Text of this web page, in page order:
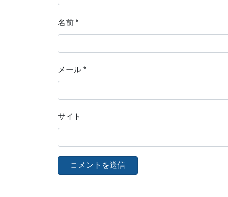
名前 *
メール *
サイト